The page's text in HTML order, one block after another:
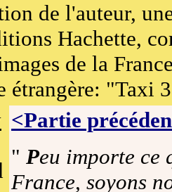
de l'auteur,
Hachette,
de la
étrangère: "Taxi
<Partie
" Peu importe ce
France, soyons